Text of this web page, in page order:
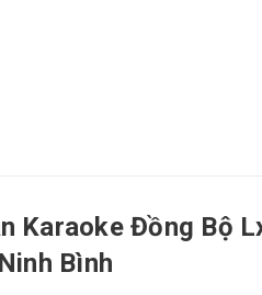
Karaoke Đồng Bộ
Bình